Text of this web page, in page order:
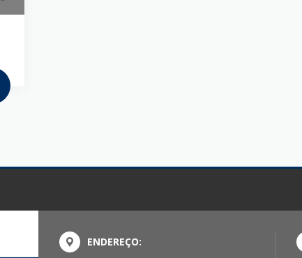
ENDEREÇO: